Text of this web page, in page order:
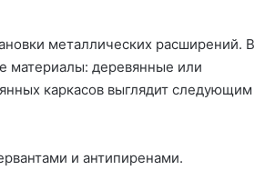
металлических расширений. В
материалы: деревянные или
каркасов выглядит следующим
и антипиренами.